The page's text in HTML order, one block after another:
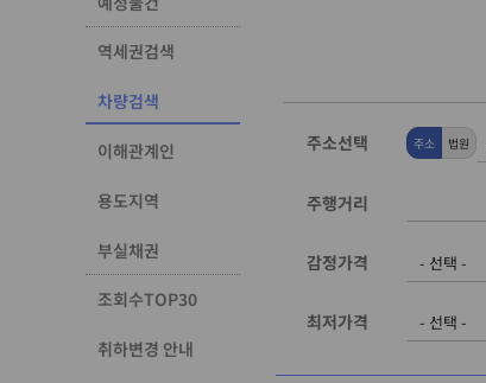
역세권검색
차량검색
이해관계인
용도지역
부실채권
조회수TOP30
취하변경 안내
주소선택 주소 법원
주행거리
감정가격
최저가격